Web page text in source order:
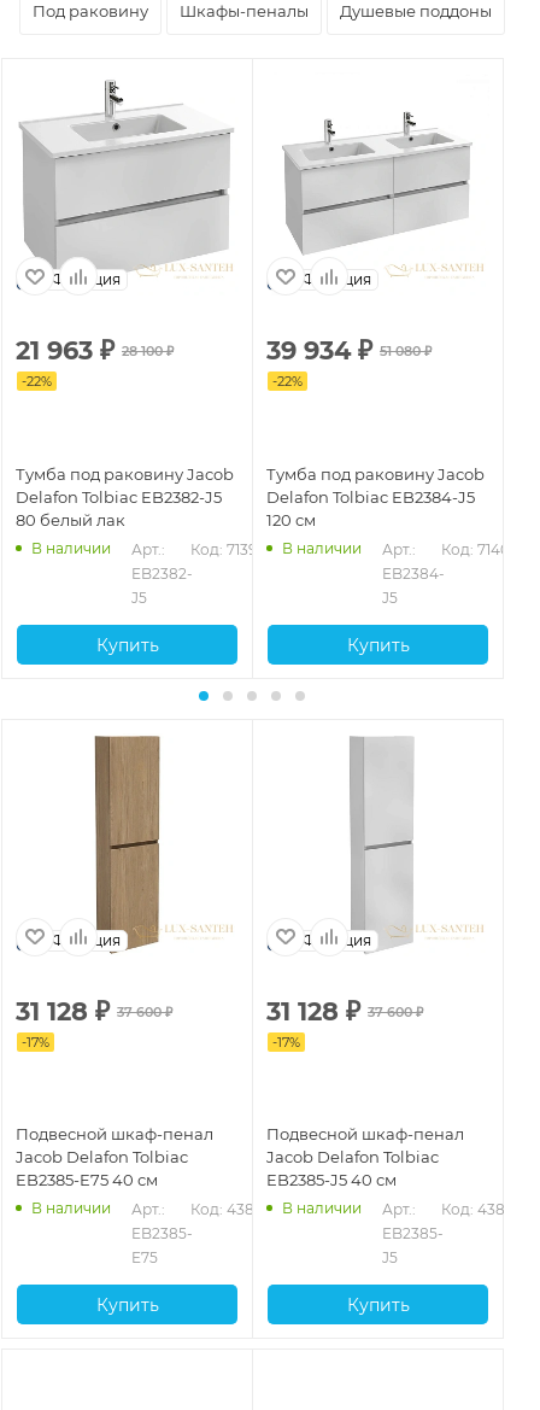
Под раковину Шкафы-пеналы Душевые поддоны
Франция
21 963 ₽ 28 100₽
-22%
Тумба под раковину Jacob
Delafon Tolbiac EB2382-J5
80 белый лак
В наличии
Арт.:
EB2382-
J5
Код: 71399
Купить
Франция
39 934₽ 51 080₽
-22%
Тумба под раковину Jacob
Delafon Tolbiac EB2384-J5
120 см
В наличии
Арт.:
EB2384-
J5
Код: 71403
Купить
Франция
31 128 ₽ 37 600₽
-17%
Подвесной шкаф-пенал
Jacob Delafon Tolbiac
EB2385-E75 40 см
В наличии
Арт.:
EB2385-
E75
Код: 43802
Купить
Франция
31 128 ₽ 37 600₽
-17%
Подвесной шкаф-пенал
Jacob Delafon Tolbiac
EB2385-J5 40 см
В наличии
Арт.:
EB2385-
J5
Код: 43803
Купить